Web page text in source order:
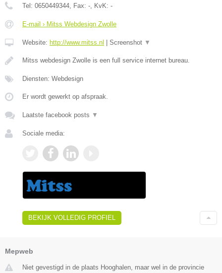
Tel: 0650449344, Fax: -, KvK: -
E-mail › Mitss Webdesign Zwolle
Website: http://www.mitss.nl Screenshot ▼
Mitss webdesign Zwolle is een full service internet bureau.
Diensten: Webdesign
Er wordt gewerkt op afspraak.
Laatste facebook posts ▼
Sociale media:
BEKIJK VOLLEDIG PROFIEL
Mepweb
Niet gevestigd in de plaats Hooghalen, maar wel in de provincie